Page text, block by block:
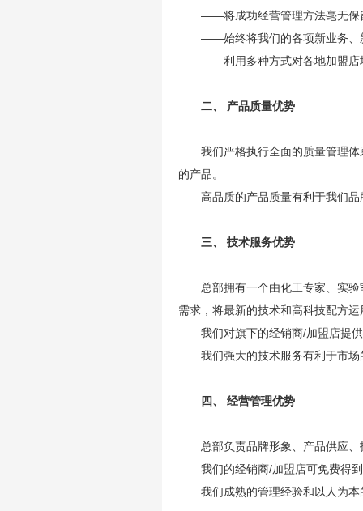
——将成功经营管理方法毫无保
——始终将我们的各项新业务、
——利用多种方式对各地加盟店
二、 产品质量优势
我们严格执行全面的质量管理
的产品。
高品质的产品质量有利于我们
三、 技术服务优势
总部拥有一个由化工专家、实
需求，将最新的技术和高科技配方
我们对旗下的经销商/加盟店提
我们强大的技术服务有利于市场
四、 经营管理优势
总部负责品牌形象、产品供应
我们的经销商/加盟店可免费得
我们成熟的管理经验和以人为